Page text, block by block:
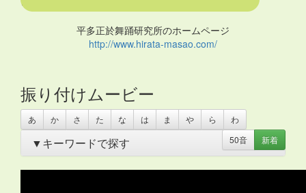
平多正於舞踊研究所のホームページ
http://www.hirata-masao.com/
振り付けムービー
あ か さ た な は ま や ら
わ
50音
新着
▼キーワードで探す
あいさつ・アイリッシュ・いきもの・うちわ・オリンピ